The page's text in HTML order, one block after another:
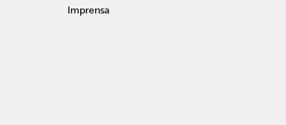
Imprensa